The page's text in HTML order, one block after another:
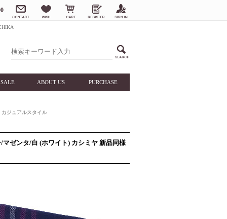
SALE ABOUT US PURCHASE
カジュアルスタイル
ゼンタ/白 (ホワイト) カシミヤ 新品同様